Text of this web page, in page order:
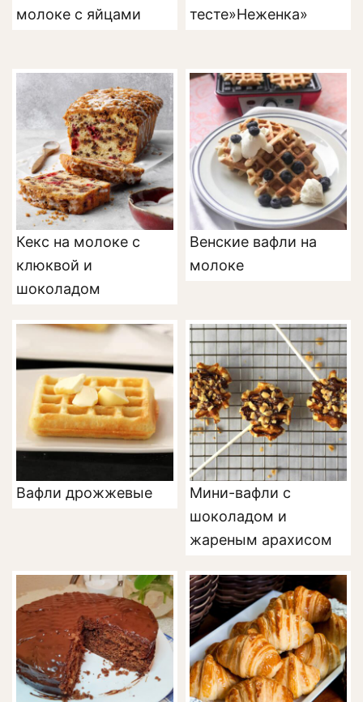
молоке с яйцами
тесте»Неженка»
Кекс на молоке с
клюквой и
шоколадом
Венские вафли на
молоке
Вафли дрожжевые
Мини-вафли с
шоколадом и
жареным арахисом